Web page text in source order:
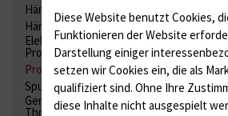
Hämatologie / Anämie
Hämoglobinelektrophorese
Elektrolyte, Enzyme, Substrate,
Proteine
Proteine
Lipide / Lipoproteine
Spurenelemente
Säuren-Basen-
Gerinnung / Gerinnungsaktivierung /
Thrombozytenfunktion /
Diese Website benutzt Cookies,
Funktionieren der Website
Darstellung einiger
setzen wir Cookies ein, die als
qualifiziert sind. Ohne Ihre
diese Inhalte nicht ausgespielt